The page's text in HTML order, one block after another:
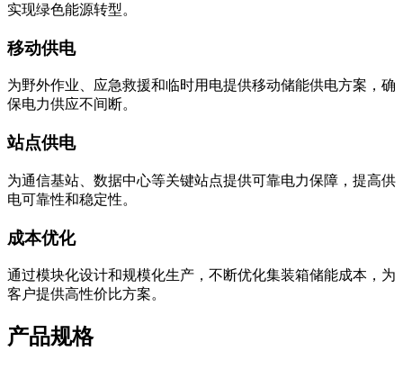
实现绿色能源转型。
移动供电
为野外作业、应急救援和临时用电提供移动储能供电方案，确
保电力供应不间断。
站点供电
为通信基站、数据中心等关键站点提供可靠电力保障，提高供
电可靠性和稳定性。
成本优化
通过模块化设计和规模化生产，不断优化集装箱储能成本，为
客户提供高性价比方案。
产品规格